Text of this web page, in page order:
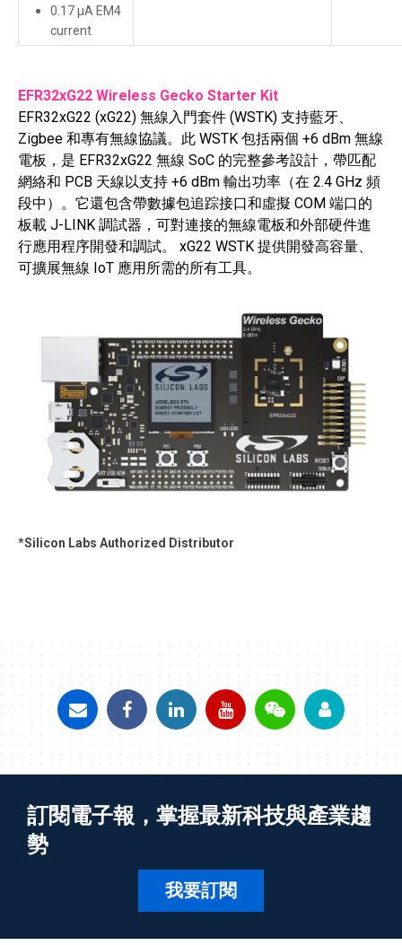
0.17 μA EM4
current
EFR32xG22 Wireless Gecko Starter Kit
EFR32xG22 (xG22) 無線入門套件 (WSTK) 支持藍牙、
Zigbee 和專有無線協議。此 WSTK 包括兩個 +6 dBm 無線
電板，是 EFR32xG22 無線 SoC 的完整參考設計，帶匹配
網絡和 PCB 天線以支持 +6 dBm 輸出功率（在 2.4 GHz 頻
段中）。它還包含帶數據包追踪接口和虛擬 COM 端口的
板載 J-LINK 調試器，可對連接的無線電板和外部硬件進
行應用程序開發和調試。 xG22 WSTK 提供開發高容量、
可擴展無線 IoT 應用所需的所有工具。
*Silicon Labs Authorized Distributor
訂閱電子報，掌握最新科技與產業趨
勢
我要訂閱